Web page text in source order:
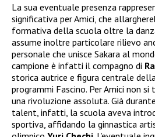
La sua eventuale presenza
significativa per Amici, che
formativa della scuola oltre la
assume inoltre particolare rilievo
personale che unisce Sakara al
campione è infatti il compagno di
storica autrice e figura centrale
programmi Fascino. Per Amici non
una rivoluzione assoluta. Già
talent, infatti, la scuola aveva
sportiva, affidando la ginnastica